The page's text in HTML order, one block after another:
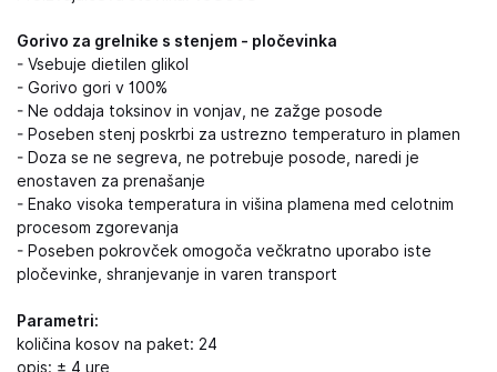
Gorivo za grelnike s stenjem - pločevinka
- Vsebuje dietilen glikol
- Gorivo gori v 100%
- Ne oddaja toksinov in vonjav, ne zažge posode
- Poseben stenj poskrbi za ustrezno temperaturo in plamen
- Doza se ne segreva, ne potrebuje posode, naredi je
enostaven za prenašanje
- Enako visoka temperatura in višina plamena med celotnim
procesom zgorevanja
- Poseben pokrovček omogoča večkratno uporabo iste
pločevinke, shranjevanje in varen transport
Parametri:
količina kosov na paket: 24
opis: ± 4 ure